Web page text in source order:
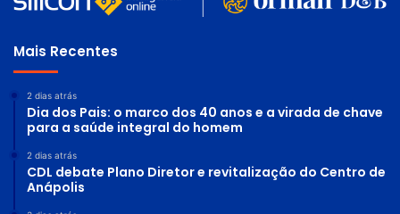
Mais Recentes
2 dias atrás
Dia dos Pais: o marco dos 40 anos e a virada de chave
para a saúde integral do homem
2 dias atrás
CDL debate Plano Diretor e revitalização do Centro de
Anápolis